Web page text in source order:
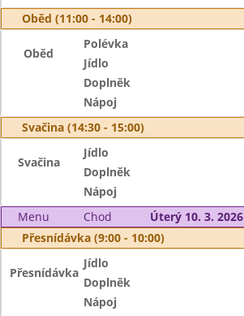
Oběd (11:00 - 14:00)
Oběd
Polévka
Jídlo
Doplněk
Nápoj
Svačina (14:30 - 15:00)
Svačina
Jídlo
Doplněk
Nápoj
Menu
Chod
Úterý 10. 3. 2026
Přesnídávka (9:00 - 10:00)
Přesnídávka
Jídlo
Doplněk
Nápoj